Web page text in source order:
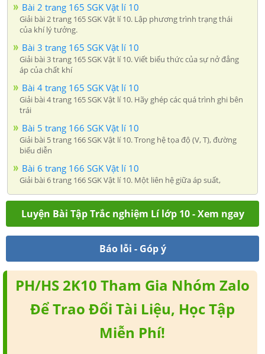
Bài 2 trang 165 SGK Vật lí 10
Giải bài 2 trang 165 SGK Vật lí 10. Lập phương trình trạng thái
của khí lý tưởng.
Bài 3 trang 165 SGK Vật lí 10
Giải bài 3 trang 165 SGK Vật lí 10. Viết biểu thức của sự nở đẳng
áp của chất khí
Bài 4 trang 165 SGK Vật lí 10
Giải bài 4 trang 165 SGK Vật lí 10. Hãy ghép các quá trình ghi bên
trái
Bài 5 trang 166 SGK Vật lí 10
Giải bài 5 trang 166 SGK Vật lí 10. Trong hệ tọa độ (V, T), đường
biểu diễn
Bài 6 trang 166 SGK Vật lí 10
Giải bài 6 trang 166 SGK Vật lí 10. Một liên hệ giữa áp suất,
Luyện Bài Tập Trắc nghiệm Lí lớp 10 - Xem ngay
Báo lỗi - Góp ý
PH/HS 2K10 Tham Gia Nhóm Zalo
Để Trao Đổi Tài Liệu, Học Tập
Miễn Phí!